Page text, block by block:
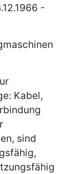
-
Kabel,
sind